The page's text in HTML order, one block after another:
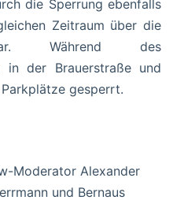
die Sperrung ebenfalls
Zeitraum über die
Während des
in der Brauerstraße und
gesperrt.
Moderator Alexander
und Bernaus